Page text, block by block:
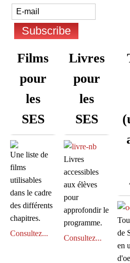
Films
pour
les
SES
Une liste de
films
utilisables
dans le cadre
des différents
chapitres.
Consultez...
Livres
pour
les
SES
Livres
accessibles
aux élèves
pour
approfondir le
programme.
Consultez...
de
en